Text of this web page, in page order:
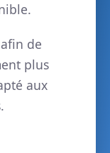
de
plus
aux